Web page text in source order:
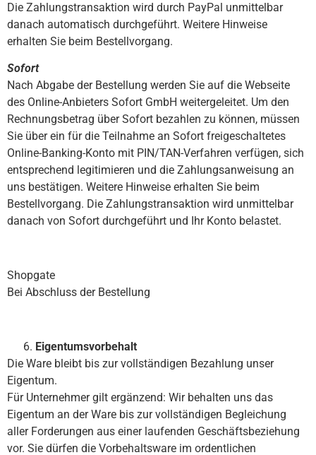
Die Zahlungstransaktion wird durch PayPal unmittelbar
danach automatisch durchgeführt. Weitere Hinweise
erhalten Sie beim Bestellvorgang.
Sofort
Nach Abgabe der Bestellung werden Sie auf die Webseite
des Online-Anbieters Sofort GmbH weitergeleitet. Um den
Rechnungsbetrag über Sofort bezahlen zu können, müssen
Sie über ein für die Teilnahme an Sofort freigeschaltetes
Online-Banking-Konto mit PIN/TAN-Verfahren verfügen, sich
entsprechend legitimieren und die Zahlungsanweisung an
uns bestätigen. Weitere Hinweise erhalten Sie beim
Bestellvorgang. Die Zahlungstransaktion wird unmittelbar
danach von Sofort durchgeführt und Ihr Konto belastet.
Shopgate
Bei Abschluss der Bestellung
Eigentumsvorbehalt
Die Ware bleibt bis zur vollständigen Bezahlung unser
Eigentum.
Für Unternehmer gilt ergänzend: Wir behalten uns das
Eigentum an der Ware bis zur vollständigen Begleichung
aller Forderungen aus einer laufenden Geschäftsbeziehung
vor. Sie dürfen die Vorbehaltsware im ordentlichen